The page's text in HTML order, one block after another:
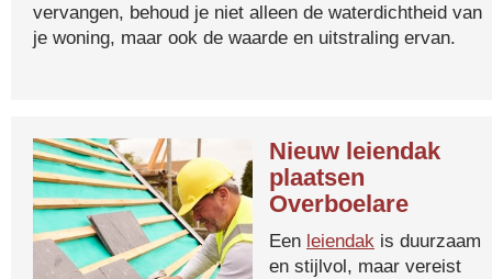
vervangen, behoud je niet alleen de waterdichtheid van
je woning, maar ook de waarde en uitstraling ervan.
Nieuw leiendak
plaatsen
Overboelare
Een leiendak is duurzaam
en stijlvol, maar vereist